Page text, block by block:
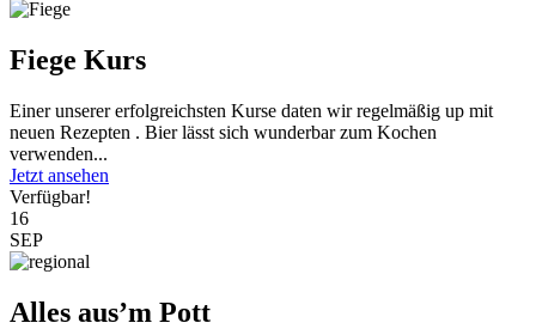
Fiege Kurs
Einer unserer erfolgreichsten Kurse daten wir regelmäßig up mit
neuen Rezepten . Bier lässt sich wunderbar zum Kochen
verwenden...
Jetzt ansehen
Verfügbar!
16
SEP
Alles aus’m Pott